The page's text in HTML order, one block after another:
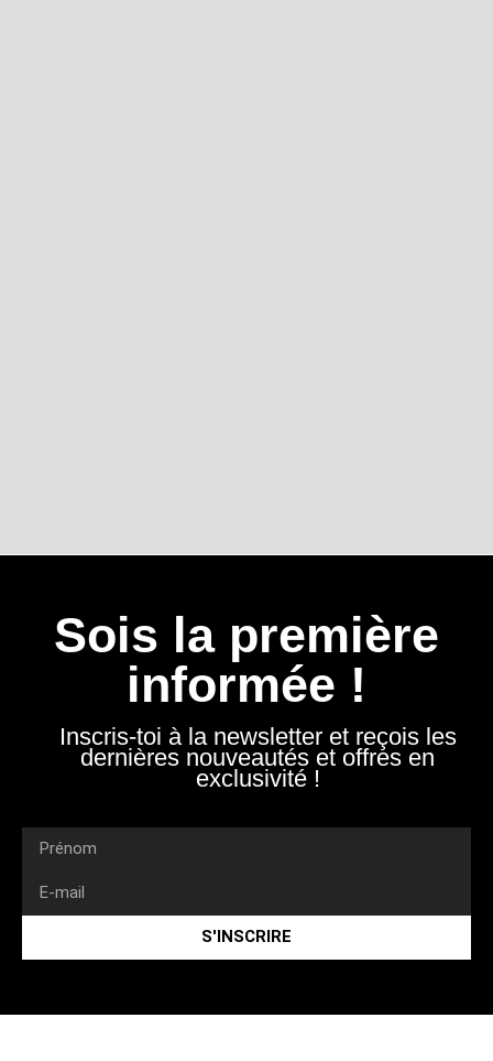
Sois la première
informée !
Inscris-toi à la newsletter et reçois les
dernières nouveautés et offres en
exclusivité !
S'INSCRIRE